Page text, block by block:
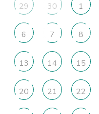
29 30 1
6 7 8
13 14 15
20 21 22